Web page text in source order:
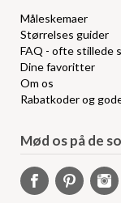
Måleskemaer
Størrelses guider
FAQ - ofte stillede
Dine favoritter
Om os
Rabatkoder og
Mød os på de